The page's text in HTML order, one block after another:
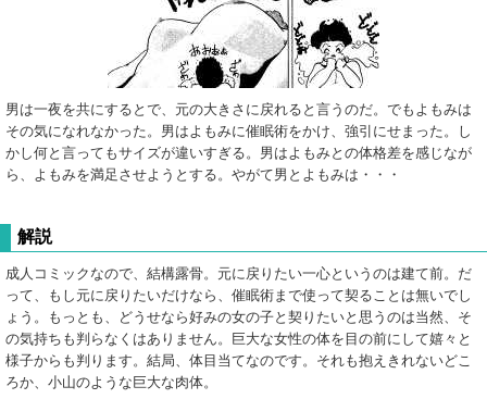
男は一夜を共にするとで、元の大きさに戻れると言うのだ。でもよもみは
その気になれなかった。男はよもみに催眠術をかけ、強引にせまった。し
かし何と言ってもサイズが違いすぎる。男はよもみとの体格差を感じなが
ら、よもみを満足させようとする。やがて男とよもみは・・・
解説
成人コミックなので、結構露骨。元に戻りたい一心というのは建て前。だ
って、もし元に戻りたいだけなら、催眠術まで使って契ることは無いでし
ょう。もっとも、どうせなら好みの女の子と契りたいと思うのは当然、そ
の気持ちも判らなくはありません。巨大な女性の体を目の前にして嬉々と
様子からも判ります。結局、体目当てなのです。それも抱えきれないどこ
ろか、小山のような巨大な肉体。